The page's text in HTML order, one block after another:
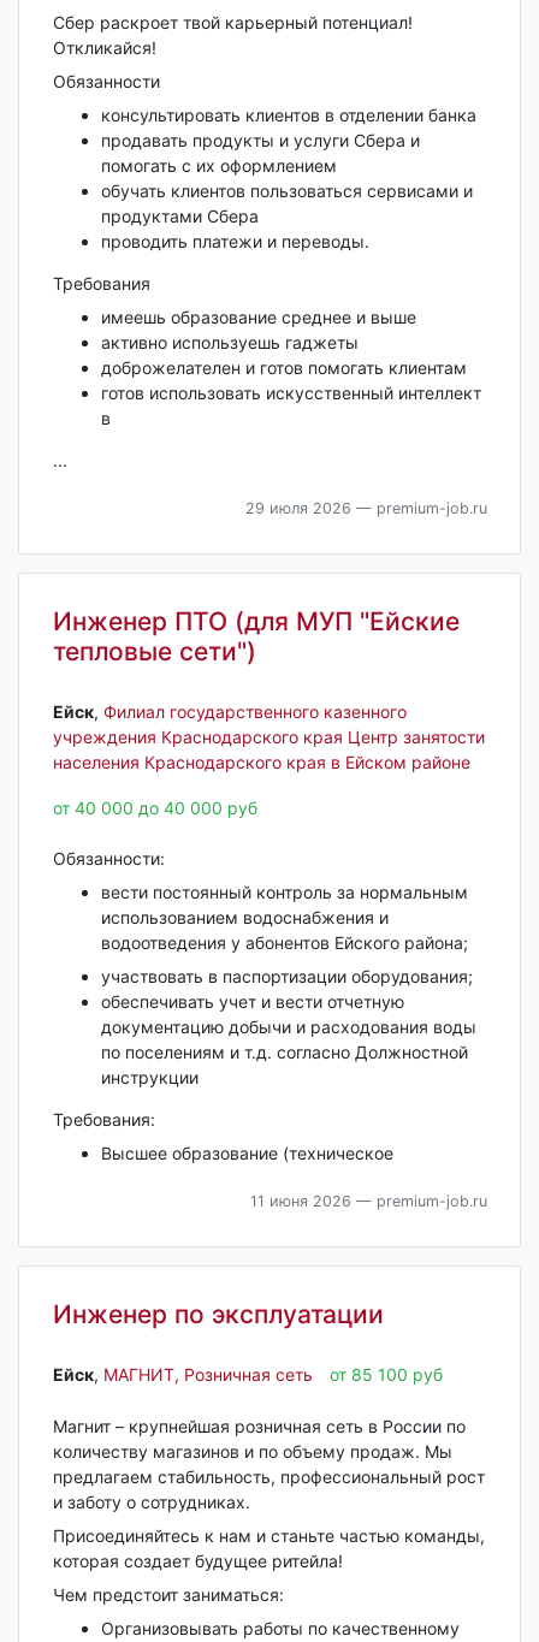
Сбер раскроет твой карьерный потенциал!
Откликайся!
Обязанности
консультировать клиентов в отделении банка
продавать продукты и услуги Сбера и
помогать с их оформлением
обучать клиентов пользоваться сервисами и
продуктами Сбера
проводить платежи и переводы.
Требования
имеешь образование среднее и выше
активно используешь гаджеты
доброжелателен и готов помогать клиентам
готов использовать искусственный интеллект
в
...
29 июля 2026 — premium-job.ru
Инженер ПТО (для МУП "Ейские
тепловые сети")
Ейск‎, Филиал государственного казенного
учреждения Краснодарского края Центр занятости
населения Краснодарского края в Ейском районе
от 40 000 до 40 000 руб
Обязанности:
вести постоянный контроль за нормальным
использованием водоснабжения и
водоотведения у абонентов Ейского района;
участвовать в паспортизации оборудования;
обеспечивать учет и вести отчетную
документацию добычи и расходования воды
по поселениям и т.д. согласно Должностной
инструкции
Требования:
Высшее образование (техническое
11 июня 2026 — premium-job.ru
Инженер по эксплуатации
Ейск‎, МАГНИТ, Розничная сеть от 85 100 руб
Магнит – крупнейшая розничная сеть в России по
количеству магазинов и по объему продаж. Мы
предлагаем стабильность, профессиональный рост
и заботу о сотрудниках.
Присоединяйтесь к нам и станьте частью команды,
которая создает будущее ритейла!
Чем предстоит заниматься:
Организовывать работы по качественному